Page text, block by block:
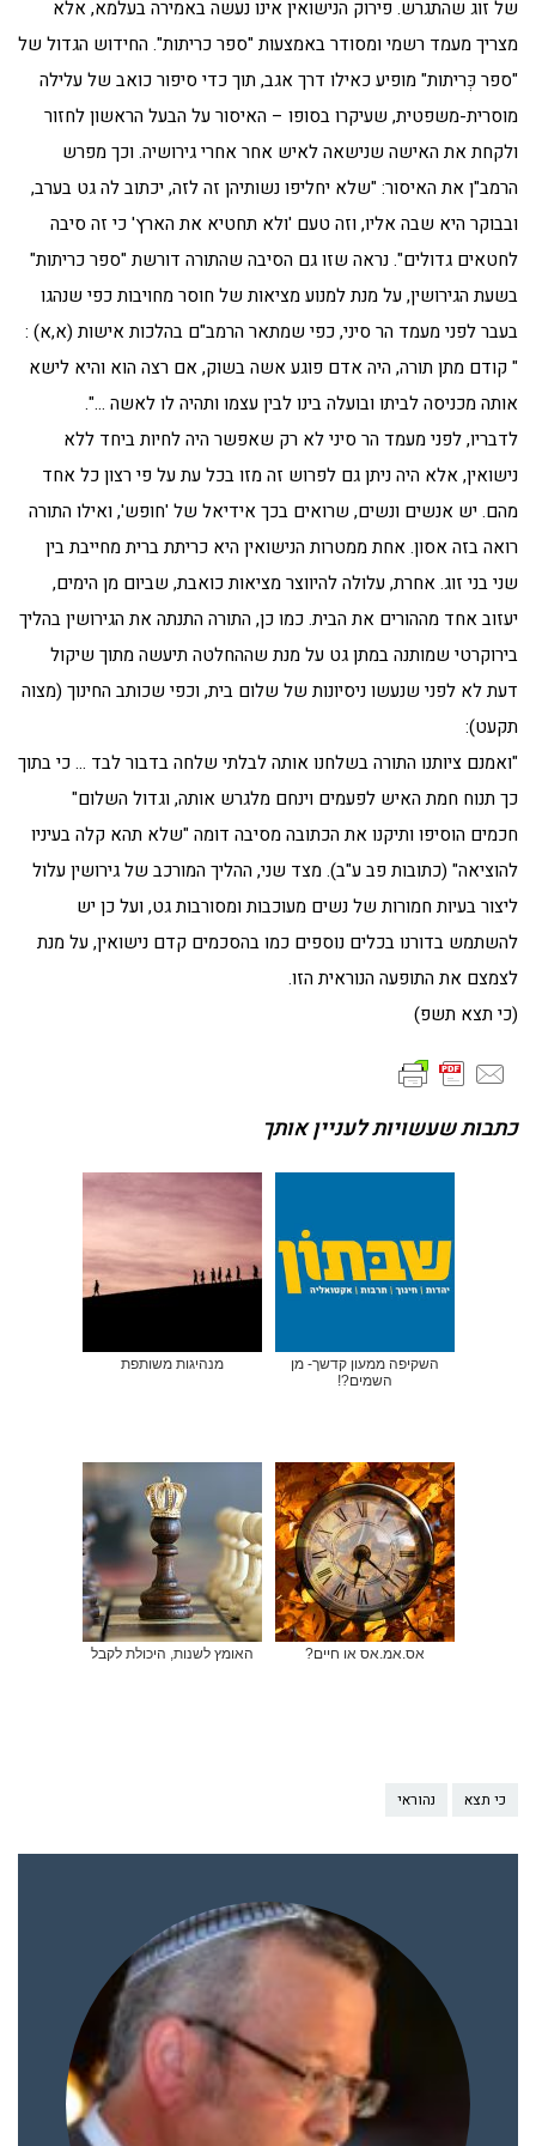
של זוג שהתגרש. פירוק הנישואין אינו נעשה באמירה בעלמא, אלא
מצריך מעמד רשמי ומסודר באמצעות "ספר כריתות". החידוש הגדול של
"ספר כְּריתות" מופיע כאילו דרך אגב, תוך כדי סיפור כואב של עלילה
מוסרית-משפטית, שעיקרו בסופו – האיסור על הבעל הראשון לחזור
ולקחת את האישה שנישאה לאיש אחר אחרי גירושיה. וכך מפרש
הרמב"ן את האיסור: "שלא יחליפו נשותיהן זה לזה, יכתוב לה גט בערב,
ובבוקר היא שבה אליו, וזה טעם 'ולא תחטיא את הארץ' כי זה סיבה
לחטאים גדולים". נראה שזו גם הסיבה שהתורה דורשת "ספר כריתות"
בשעת הגירושין, על מנת למנוע מציאות של חוסר מחויבות כפי שנהגו
בעבר לפני מעמד הר סיני, כפי שמתאר הרמב"ם בהלכות אישות (א,א) :
" קודם מתן תורה, היה אדם פוגע אשה בשוק, אם רצה הוא והיא לישא
אותה מכניסה לביתו ובועלה בינו לבין עצמו ותהיה לו לאשה …".
לדבריו, לפני מעמד הר סיני לא רק שאפשר היה לחיות ביחד ללא
נישואין, אלא היה ניתן גם לפרוש זה מזו בכל עת על פי רצון כל אחד
מהם. יש אנשים ונשים, שרואים בכך אידיאל של 'חופש', ואילו התורה
רואה בזה אסון. אחת ממטרות הנישואין היא כריתת ברית מחייבת בין
שני בני זוג. אחרת, עלולה להיווצר מציאות כואבת, שביום מן הימים,
יעזוב אחד מההורים את הבית. כמו כן, התורה התנתה את הגירושין בהליך
בירוקרטי שמותנה במתן גט על מנת שההחלטה תיעשה מתוך שיקול
דעת לא לפני שנעשו ניסיונות של שלום בית, וכפי שכותב החינוך (מצוה
תקעט):
"ואמנם ציותנו התורה בשלחנו אותה לבלתי שלחה בדבור לבד … כי בתוך
כך תנוח חמת האיש לפעמים וינחם מלגרש אותה, וגדול השלום"
חכמים הוסיפו ותיקנו את הכתובה מסיבה דומה "שלא תהא קלה בעיניו
להוציאה" (כתובות פב ע"ב). מצד שני, ההליך המורכב של גירושין עלול
ליצור בעיות חמורות של נשים מעוכבות ומסורבות גט, ועל כן יש
להשתמש בדורנו בכלים נוספים כמו בהסכמים קדם נישואין, על מנת
לצמצם את התופעה הנוראית הזו.
(כי תצא תשפ)
כתבות שעשויות לעניין אותך
השקיפה ממעון קדשך- מן
השמים?!
מנהיגות משותפת
אס.אמ.אס או חיים? האומץ לשנות, היכולת לקבל
כי תצא נהוראי